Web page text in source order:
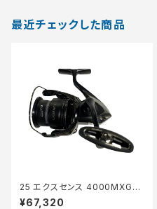
最近チェックした商品
25 エクスセンス 4000MXG
【中古品】
¥67,320